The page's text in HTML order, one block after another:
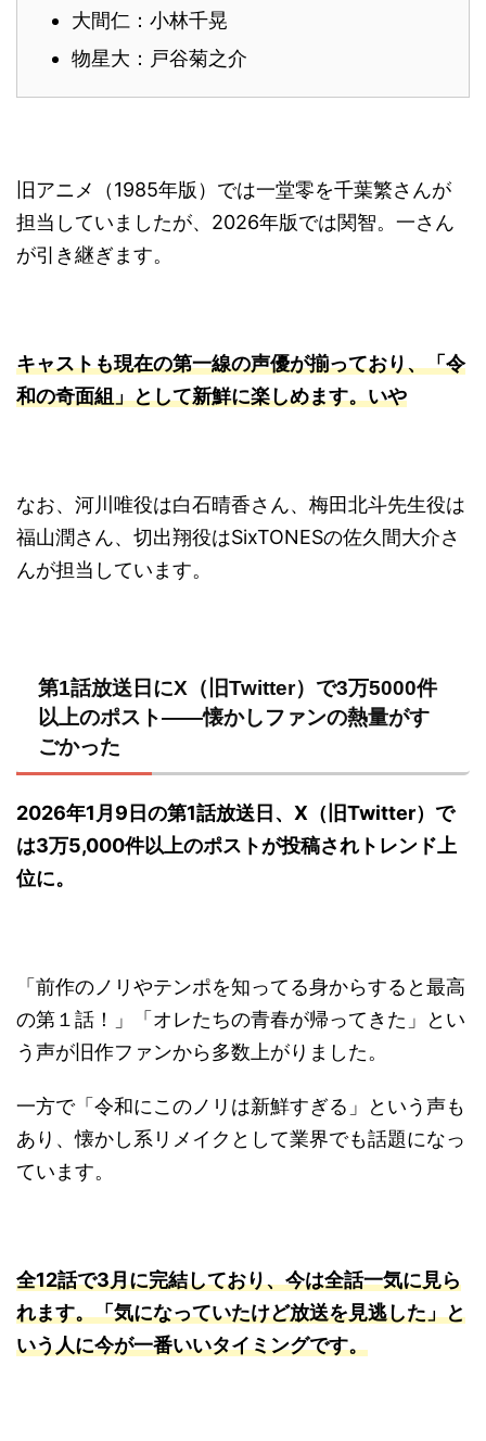
大間仁：小林千晃
物星大：戸谷菊之介
旧アニメ（1985年版）では一堂零を千葉繁さんが
担当していましたが、2026年版では関智。一さん
が引き継ぎます。
キャストも現在の第一線の声優が揃っており、「令
和の奇面組」として新鮮に楽しめます。いや
なお、河川唯役は白石晴香さん、梅田北斗先生役は
福山潤さん、切出翔役はSixTONESの佐久間大介さ
んが担当しています。
第1話放送日にX（旧Twitter）で3万5000件
以上のポスト——懐かしファンの熱量がす
ごかった
2026年1月9日の第1話放送日、X（旧Twitter）で
は3万5,000件以上のポストが投稿されトレンド上
位に。
「前作のノリやテンポを知ってる身からすると最高
の第１話！」「オレたちの青春が帰ってきた」とい
う声が旧作ファンから多数上がりました。
一方で「令和にこのノリは新鮮すぎる」という声も
あり、懐かし系リメイクとして業界でも話題になっ
ています。
全12話で3月に完結しており、今は全話一気に見ら
れます。「気になっていたけど放送を見逃した」と
いう人に今が一番いいタイミングです。